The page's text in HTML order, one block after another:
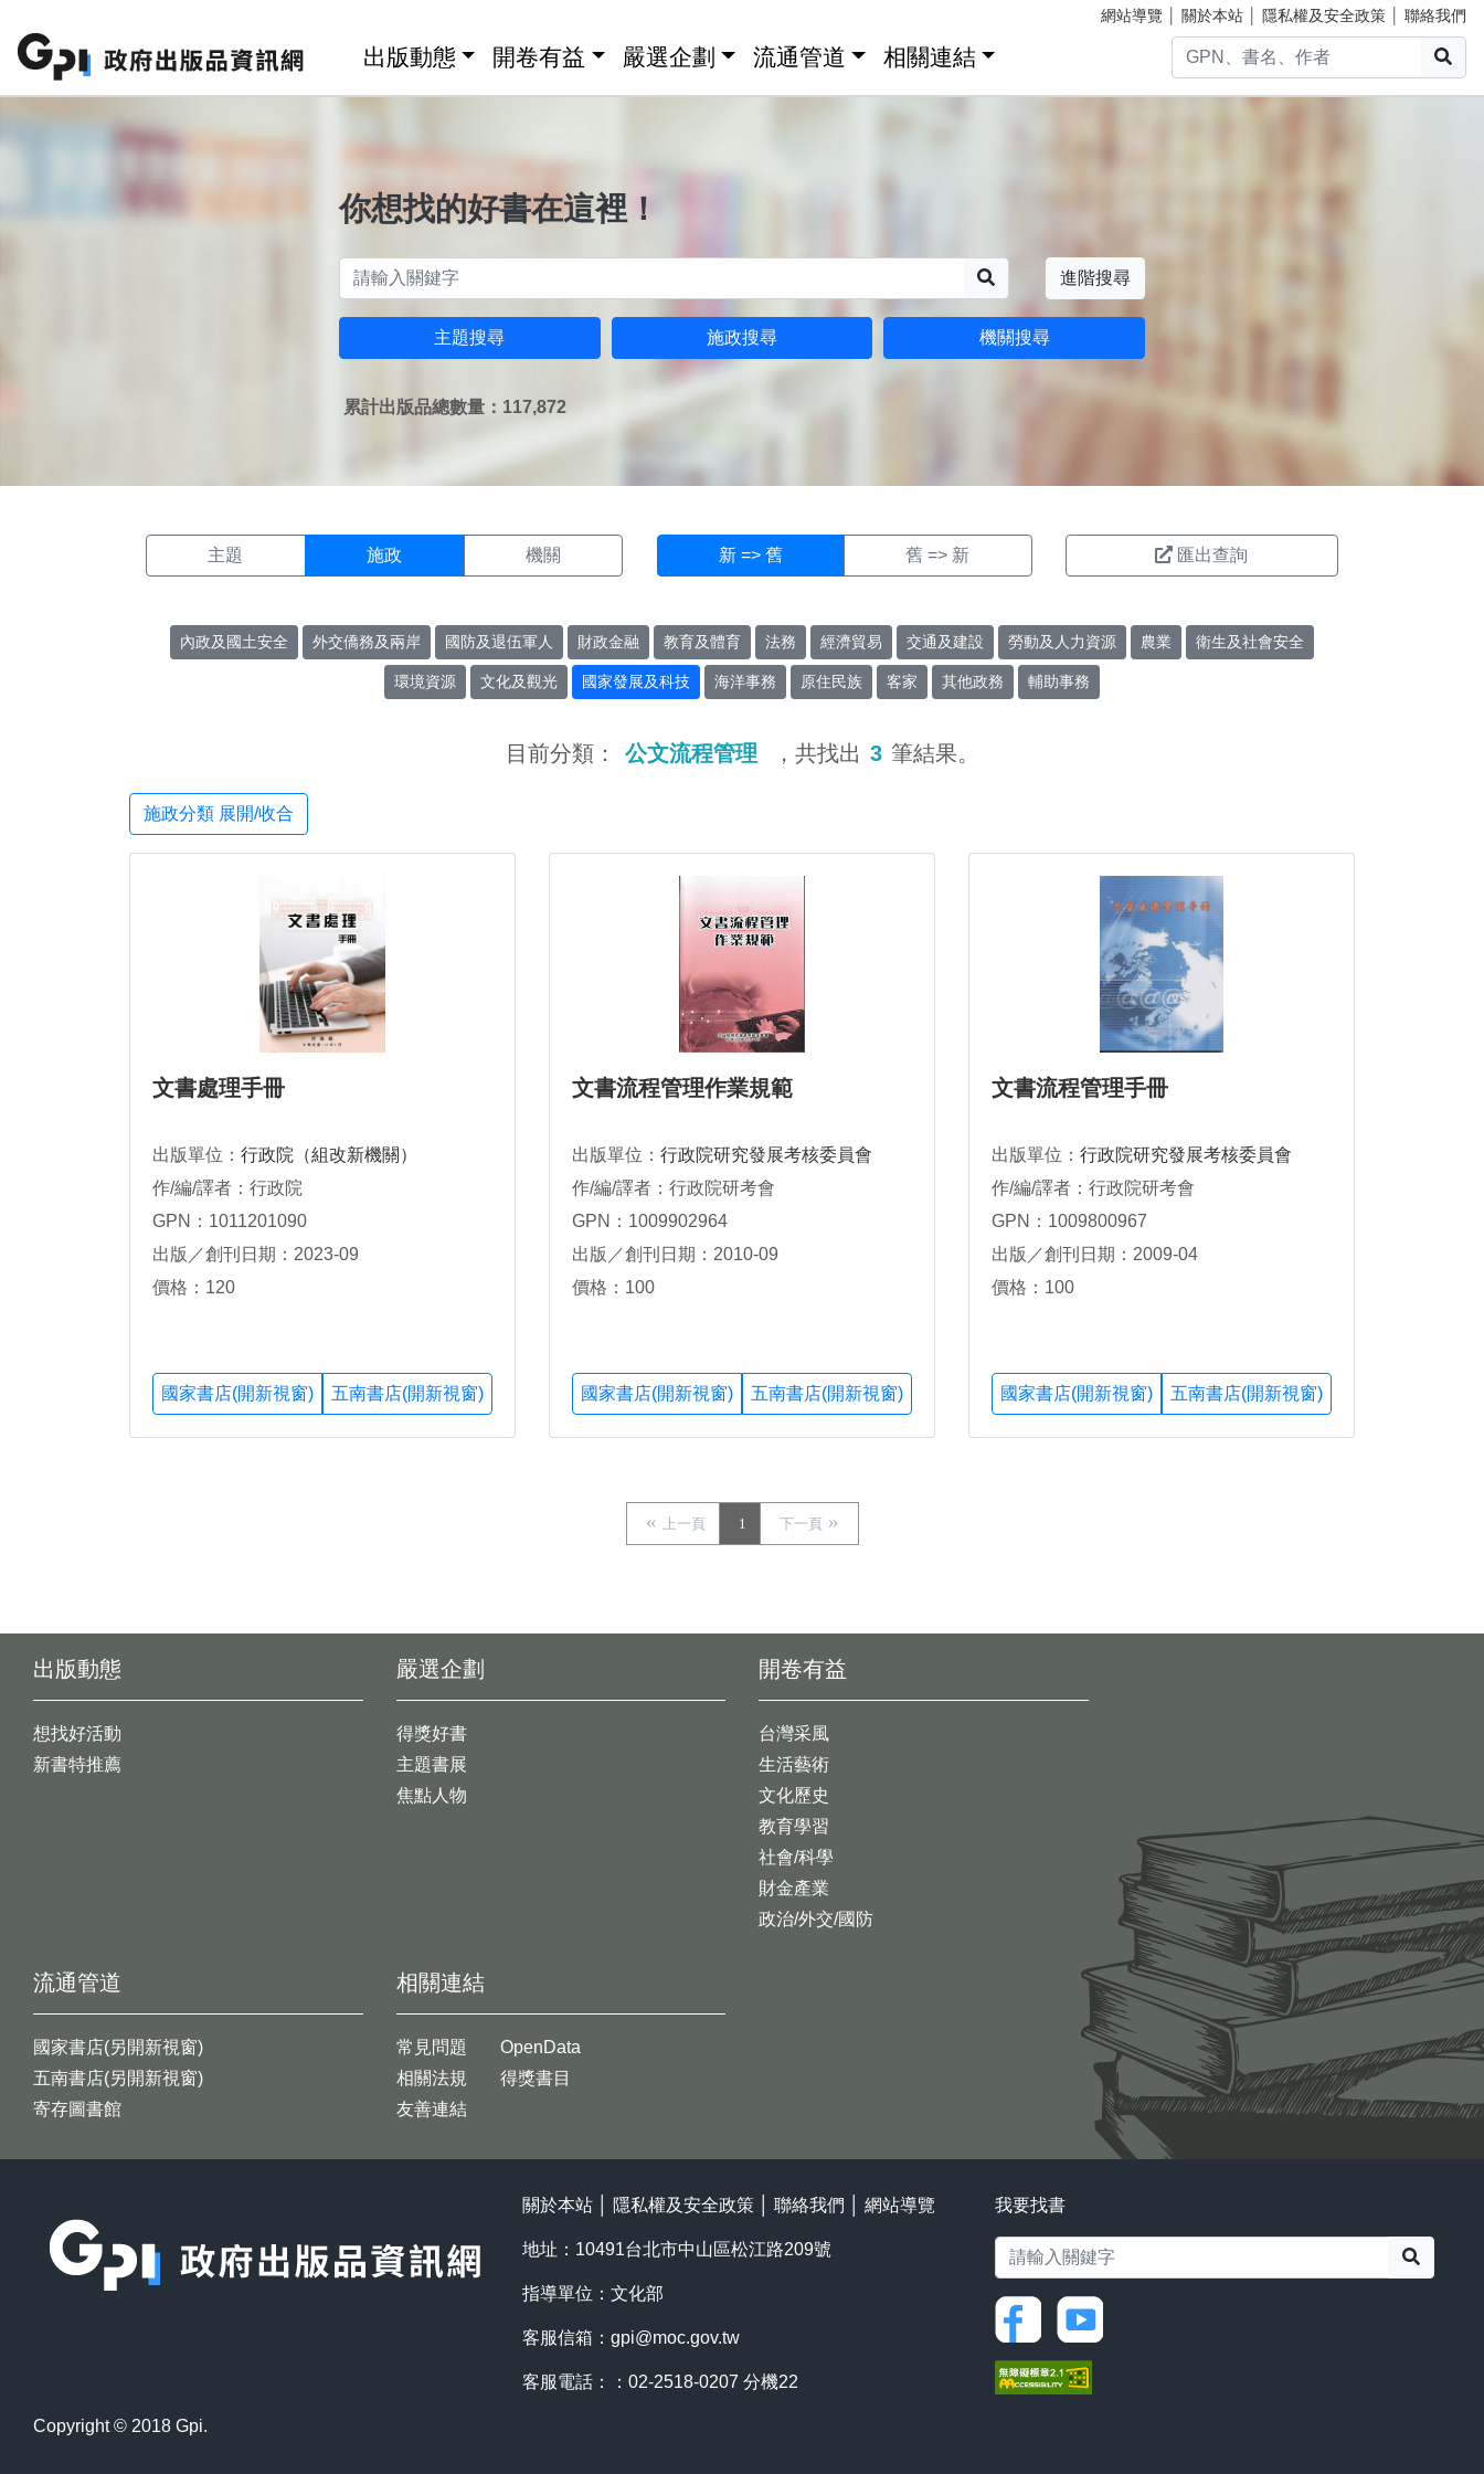
網站導覽 關於本站 隱私權及安全政策 聯絡我們
出版動態 開卷有益 嚴選企劃 流通管道 相關連結
你想找的好書在這裡！
進階搜尋
主題搜尋 施政搜尋 機關搜尋
累計出版品總數量：117,872
主題 施政 機關 新 => 舊 舊 => 新 匯出查詢
內政及國土安全 外交僑務及兩岸 國防及退伍軍人 財政金融 教育及體育 法務 經濟貿易 交通及建設 勞動及人力資源 農業 衛生及社會安全
環境資源 文化及觀光 國家發展及科技 海洋事務 原住民族 客家 其他政務 輔助事務
目前分類： 公文流程管理 ，共找出 3 筆結果。
施政分類 展開/收合
文書處理手冊
出版單位： 行政院（組改新機關）
作/編/譯者：行政院
GPN：1011201090
出版／創刊日期：2023-09
價格：120
國家書店(開新視窗) 五南書店(開新視窗)
文書流程管理作業規範
出版單位： 行政院研究發展考核委員會
作/編/譯者：行政院研考會
GPN：1009902964
出版／創刊日期：2010-09
價格：100
國家書店(開新視窗) 五南書店(開新視窗)
文書流程管理手冊
出版單位： 行政院研究發展考核委員會
作/編/譯者：行政院研考會
GPN：1009800967
出版／創刊日期：2009-04
價格：100
國家書店(開新視窗) 五南書店(開新視窗)
上一頁 1 下一頁
出版動態
想找好活動
新書特推薦
開卷有益
台灣采風
生活藝術
文化歷史
教育學習
社會/科學
財金產業
政治/外交/國防
嚴選企劃
得獎好書
主題書展
焦點人物
流通管道
國家書店(另開新視窗)
五南書店(另開新視窗)
寄存圖書館
相關連結
常見問題
相關法規
友善連結
OpenData
得獎書目
關於本站 隱私權及安全政策 聯絡我們 網站導覽
地址：10491台北市中山區松江路209號
指導單位：文化部
客服信箱： gpi@moc.gov.tw
客服電話：：02-2518-0207 分機22
我要找書
Copyright © 2018 Gpi.